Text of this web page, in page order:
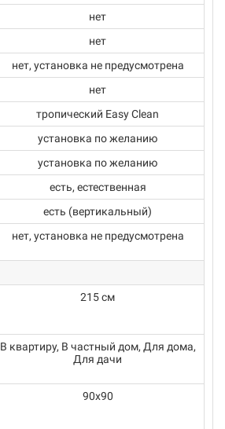
нет
нет
нет, установка не предусмотрена
нет
тропический Easy Clean
установка по желанию
установка по желанию
есть, естественная
есть (вертикальный)
нет, установка не предусмотрена
215 см
В квартиру, В частный дом, Для дома,
Для дачи
90х90